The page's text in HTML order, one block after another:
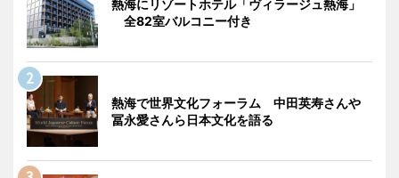
熱海にリゾートホテル「ヴィラージュ熱海」
全82室バルコニー付き
熱海で世界文化フォーラム 中田英寿さんや
冨永愛さんら日本文化を語る